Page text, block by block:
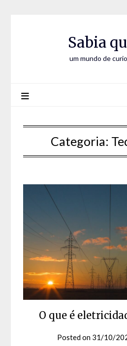
Sabia
um mundo de
Categoria:
O que é
Posted on 31/10/